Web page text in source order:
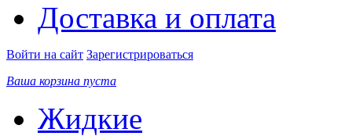
Доставка и оплата
Войти на сайт Зарегистрироваться
Ваша корзина пуста
Жидкие